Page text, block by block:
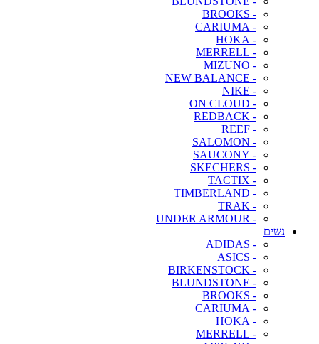
- BROOKS
- CARIUMA
- HOKA
- MERRELL
- MIZUNO
- NEW BALANCE
- NIKE
- ON CLOUD
- REDBACK
- REEF
- SALOMON
- SAUCONY
- SKECHERS
- TACTIX
- TIMBERLAND
- TRAK
- UNDER ARMOUR
נשים
- ADIDAS
- ASICS
- BIRKENSTOCK
- BLUNDSTONE
- BROOKS
- CARIUMA
- HOKA
- MERRELL